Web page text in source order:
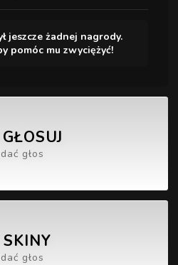
jeszcze żadnej nagrody.
pomóc mu zwyciężyć!
głos
głos